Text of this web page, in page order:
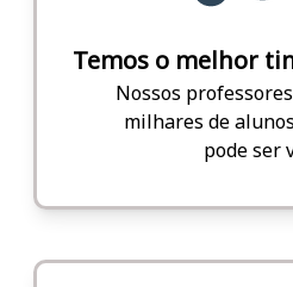
Temos o melhor
Nossos
milhares de
pode ser